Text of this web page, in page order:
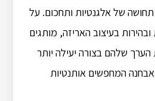
של אלגנטיות ותחכום. על
בעיצוב האריזה, מותגים
שלהם בצורה יעילה יותר
המחפשים אותנטיות